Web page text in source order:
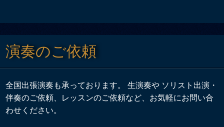
演奏のご依頼
全国出張演奏も承っております。 生演奏や ソリスト出演・
伴奏のご依頼、レッスンのご依頼など、お気軽にお問い合
わせください。